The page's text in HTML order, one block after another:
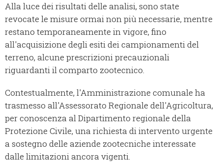
Alla luce dei risultati delle analisi, sono state
revocate le misure ormai non più necessarie, mentre
restano temporaneamente in vigore, fino
all'acquisizione degli esiti dei campionamenti del
terreno, alcune prescrizioni precauzionali
riguardanti il comparto zootecnico.
Contestualmente, l'Amministrazione comunale ha
trasmesso all'Assessorato Regionale dell'Agricoltura,
per conoscenza al Dipartimento regionale della
Protezione Civile, una richiesta di intervento urgente
a sostegno delle aziende zootecniche interessate
dalle limitazioni ancora vigenti.